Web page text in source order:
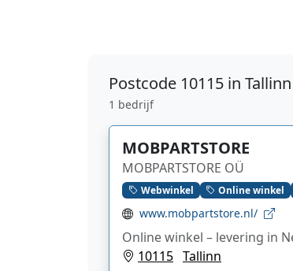
Postcode 10115 in Tallinn
1 bedrijf
MOBPARTSTORE
MOBPARTSTORE OÜ
Webwinkel Online winkel
www.mobpartstore.nl/
Online winkel – levering in
10115 Tallinn